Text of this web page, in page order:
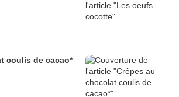
coulis de cacao*